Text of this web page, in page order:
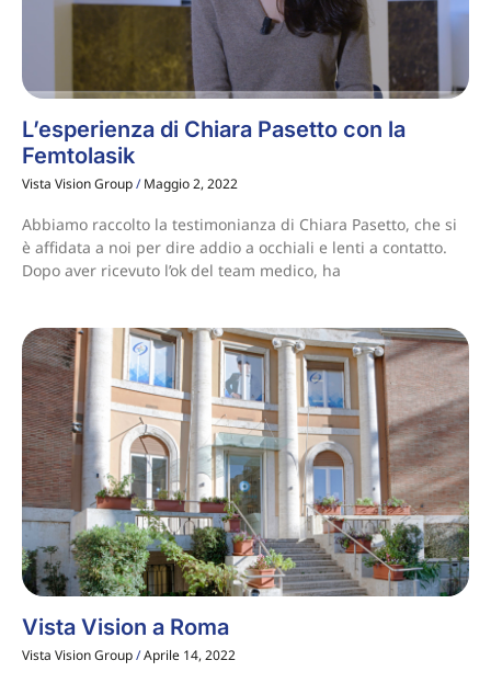
L’esperienza di Chiara Pasetto con la
Femtolasik
Vista Vision Group Maggio 2, 2022
Abbiamo raccolto la testimonianza di Chiara Pasetto, che si
è affidata a noi per dire addio a occhiali e lenti a contatto.
Dopo aver ricevuto l’ok del team medico, ha
Vista Vision a Roma
Vista Vision Group Aprile 14, 2022